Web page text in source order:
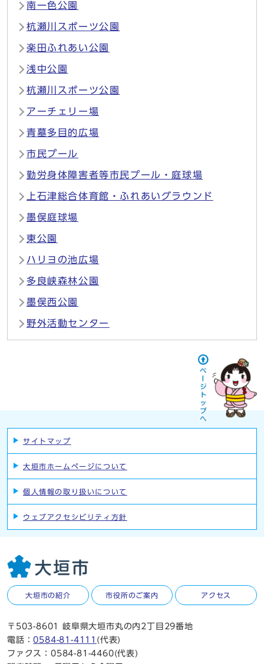
南一色公園
杭瀬川スポーツ公園
楽田ふれあい公園
浅中公園
杭瀬川スポーツ公園
アーチェリー場
青墓多目的広場
市民プール
勤労身体障害者等市民プール・庭球場
上石津総合体育館・ふれあいグラウンド
墨俣庭球場
東公園
ハリヨの池広場
多良峡森林公園
墨俣西公園
野外活動センター
サイトマップ
大垣市ホームページについて
個人情報の取り扱いについて
ウェブアクセシビリティ方針
大垣市の紹介 市役所のご案内 アクセス
〒503-8601 岐阜県大垣市丸の内2丁目29番地
電話：0584-81-4111 (代表)
ファクス：0584-81-4460(代表)